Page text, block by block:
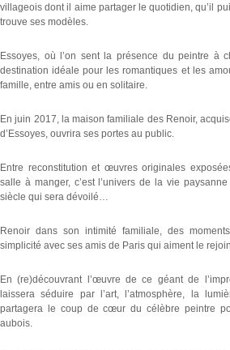
villageois dont il aime partager le quotidien, qu’il
trouve ses modèles.
Essoyes, où l’on sent la présence du peintre à
destination idéale pour les romantiques et les
famille, entre amis ou en solitaire.
En juin 2017, la maison familiale des Renoir,
d’Essoyes, ouvrira ses portes au public.
Entre reconstitution et œuvres originales
salle à manger, c’est l’univers de la vie
siècle qui sera dévoilé…
Renoir dans son intimité familiale, des
simplicité avec ses amis de Paris qui aiment le
En (re)découvrant l’œuvre de ce géant de
laissera séduire par l’art, l’atmosphère, la
partagera le coup de cœur du célèbre peintre
aubois.